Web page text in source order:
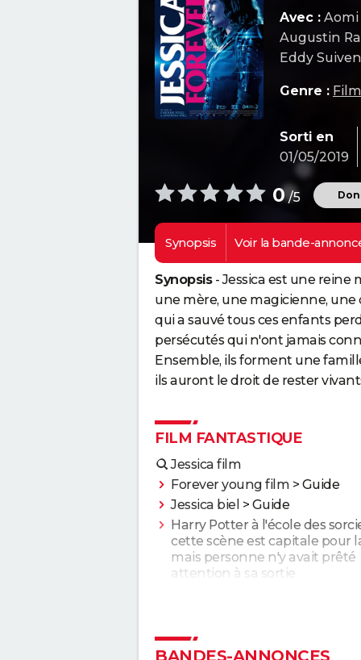
Avec : Aomi
Augustin
Eddy
Genre :
Sorti en
01/05/2019
0/5
Synopsis Voir la bande-
Synopsis- Jessica est une reine
une mère, une magicienne, une
qui a sauvé tous ces enfants
persécutés qui n'ont jamais
Ensemble, ils forment une
ils auront le droit de rester
FILM FANTASTIQUE
Jessica film
Forever young film > Guide
Jessica biel > Guide
Harry Potter à l'école des
cette scène est capitale pour
mais personne n'y avait prêté
attention à sa sortie
Donjons & Dragons le film :
BANDES-ANNONCES